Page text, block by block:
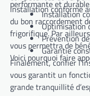
performante et
installation conforme aux normes. Il
du bon raccordement
frigorifique. Par ailleurs, une installation professionnelle
vous permettra de
Voici pourquoi faire
Installation
Optimisation
Prévention
Garantie
Finalement, confier
vous garantit un
grande tranquillité d’esprit. N’hésitez pas à